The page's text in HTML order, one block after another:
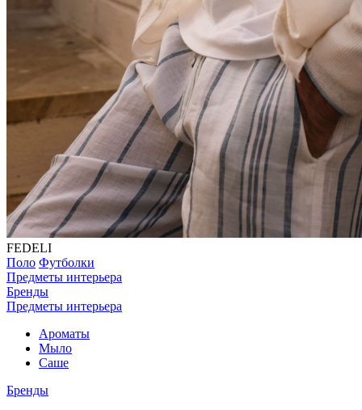
FEDELI
Поло Футболки
Предметы интерьера
Бренды
Предметы интерьера
Ароматы
Мыло
Саше
Бренды